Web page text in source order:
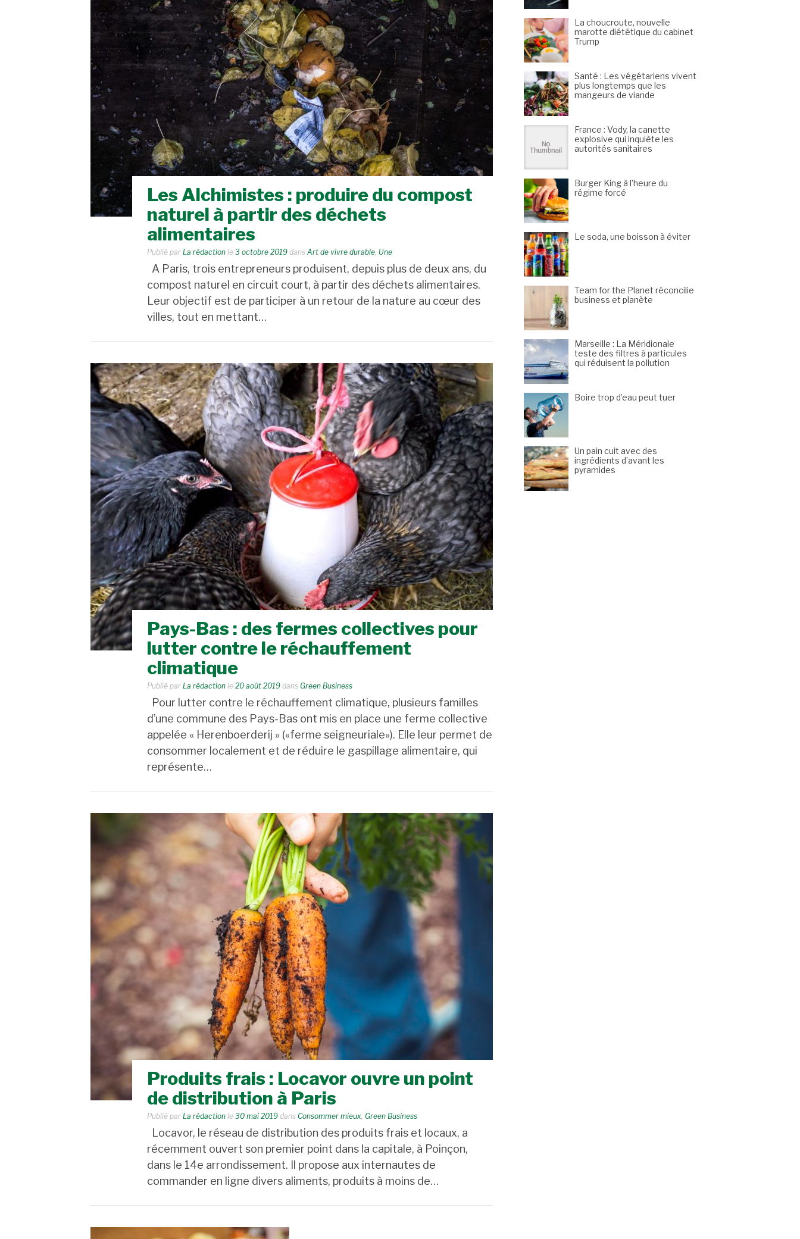
Les Alchimistes : produire du compost
naturel à partir des déchets
alimentaires
Publié par La rédaction le 3 octobre 2019 dans Art de vivre durable, Une
A Paris, trois entrepreneurs produisent, depuis plus de deux ans, du
compost naturel en circuit court, à partir des déchets alimentaires.
Leur objectif est de participer à un retour de la nature au cœur des
villes, tout en mettant…
Pays-Bas : des fermes collectives pour
lutter contre le réchauffement
climatique
Publié par La rédaction le 20 août 2019 dans Green Business
Pour lutter contre le réchauffement climatique, plusieurs familles
d’une commune des Pays-Bas ont mis en place une ferme collective
appelée « Herenboerderij » («ferme seigneuriale»). Elle leur permet de
consommer localement et de réduire le gaspillage alimentaire, qui
représente…
Produits frais : Locavor ouvre un point
de distribution à Paris
Publié par La rédaction le 30 mai 2019 dans Consommer mieux, Green Business
Locavor, le réseau de distribution des produits frais et locaux, a
récemment ouvert son premier point dans la capitale, à Poinçon,
dans le 14e arrondissement. Il propose aux internautes de
commander en ligne divers aliments, produits à moins de…
La choucroute, nouvelle
marotte diététique du cabinet
Trump
Santé : Les végétariens vivent
plus longtemps que les
mangeurs de viande
France : Vody, la canette
explosive qui inquiète les
autorités sanitaires
Burger King à l’heure du
régime forcé
Le soda, une boisson à éviter
Team for the Planet réconcilie
business et planète
Marseille : La Méridionale
teste des filtres à particules
qui réduisent la pollution
Boire trop d’eau peut tuer
Un pain cuit avec des
ingrédients d’avant les
pyramides